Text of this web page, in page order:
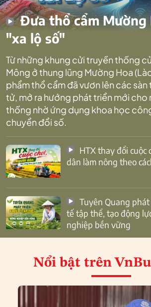
Đưa thổ cẩm Mường
"xa lộ số"
Từ những khung cửi truyền thống
Mông ở thung lũng Mường Hoa
phẩm thổ cẩm đã vươn lên các
tử, mở ra hướng phát triển mới cho
thống nhờ ứng dụng khoa học
chuyển đổi số.
dân làm nông theo
tế tập thể, tạo động
nghiệp bền vững
Nổi bật trên